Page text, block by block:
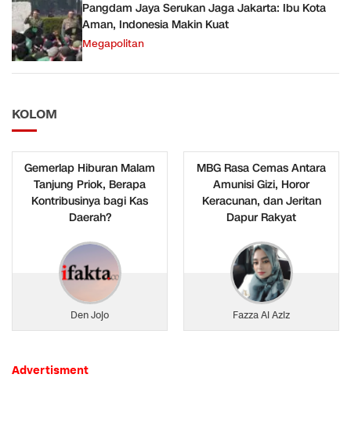
Pangdam Jaya Serukan Jaga Jakarta: Ibu Kota
Aman, Indonesia Makin Kuat
Megapolitan
KOLOM
Gemerlap Hiburan Malam
Tanjung Priok, Berapa
Kontribusinya bagi Kas
Daerah?
Den Jojo
MBG Rasa Cemas Antara
Amunisi Gizi, Horor
Keracunan, dan Jeritan
Dapur Rakyat
Fazza Al Aziz
Advertisment